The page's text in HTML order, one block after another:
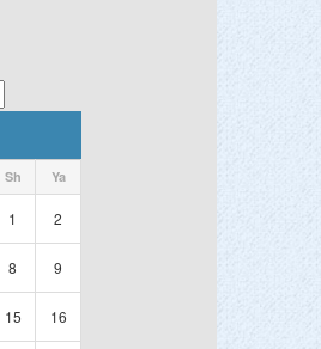
Sh Ya
1 2
8 9
15 16